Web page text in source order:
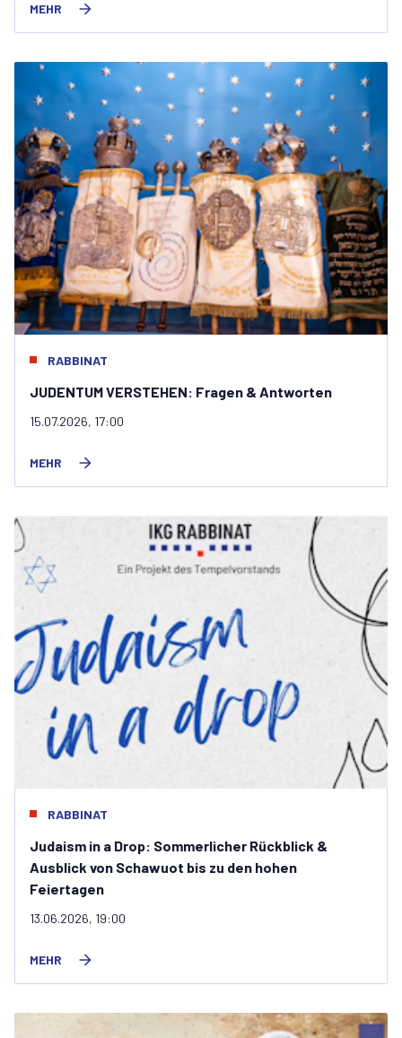
MEHR
RABBINAT
JUDENTUM VERSTEHEN: Fragen & Antworten
15.07.2026, 17:00
MEHR
RABBINAT
Judaism in a Drop: Sommerlicher Rückblick &
Ausblick von Schawuot bis zu den hohen
Feiertagen
13.06.2026, 19:00
MEHR